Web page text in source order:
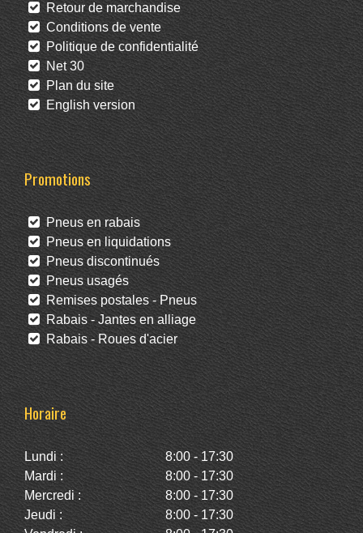
Retour de marchandise
Conditions de vente
Politique de confidentialité
Net 30
Plan du site
English version
Promotions
Pneus en rabais
Pneus en liquidations
Pneus discontinués
Pneus usagés
Remises postales - Pneus
Rabais - Jantes en alliage
Rabais - Roues d'acier
Horaire
Lundi :
8:00 - 17:30
Mardi :
8:00 - 17:30
Mercredi :
8:00 - 17:30
Jeudi :
8:00 - 17:30